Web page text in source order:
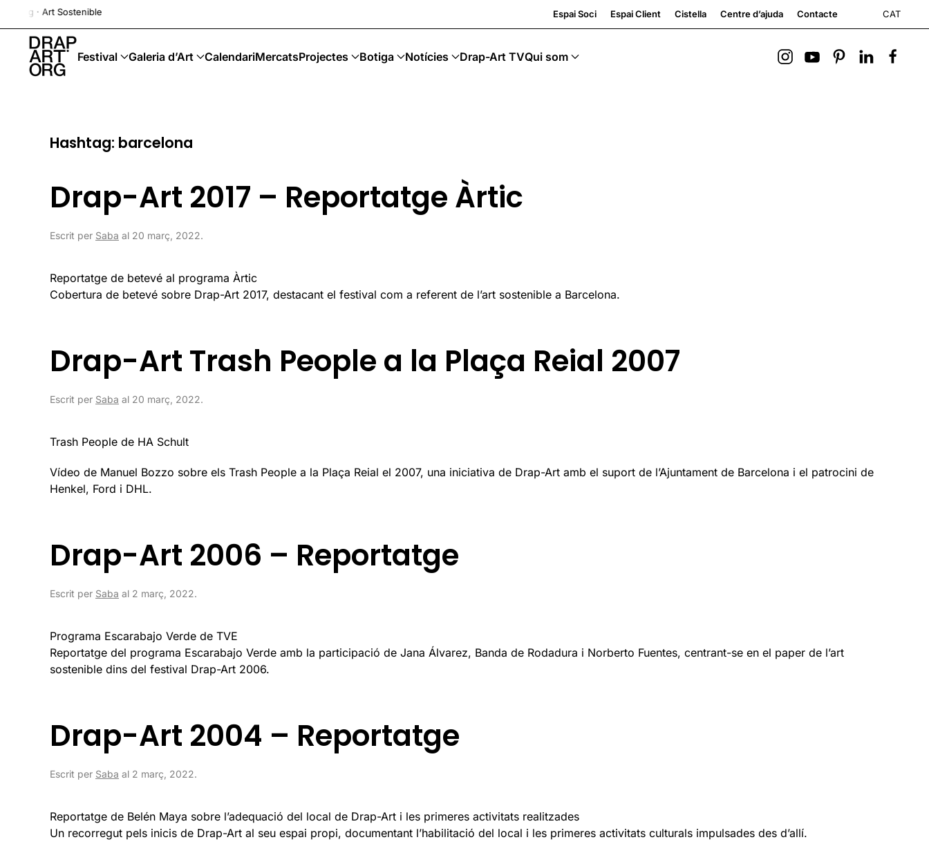
Skip to main content
Sostenible Espai Soci Espai Client Cistella Centre d’ajuda Contacte CAT
Festival Galeria d’Art CalendariMercatsProjectes Botiga Notícies Drap-Art TVQui som
Hashtag: barcelona
Drap-Art 2017 – Reportatge Àrtic
Escrit per Saba al 20 març, 2022.
Reportatge de betevé al programa Àrtic
Cobertura de betevé sobre Drap-Art 2017, destacant el festival com a referent de l’art sostenible a Barcelona.
Drap-Art Trash People a la Plaça Reial 2007
Escrit per Saba al 20 març, 2022.
Trash People de HA Schult
Vídeo de Manuel Bozzo sobre els Trash People a la Plaça Reial el 2007, una iniciativa de Drap-Art amb el suport de l’Ajuntament de Barcelona i el patrocini de
Henkel, Ford i DHL.
Drap-Art 2006 – Reportatge
Escrit per Saba al 2 març, 2022.
Programa Escarabajo Verde de TVE
Reportatge del programa Escarabajo Verde amb la participació de Jana Álvarez, Banda de Rodadura i Norberto Fuentes, centrant-se en el paper de l’art
sostenible dins del festival Drap-Art 2006.
Drap-Art 2004 – Reportatge
Escrit per Saba al 2 març, 2022.
Reportatge de Belén Maya sobre l’adequació del local de Drap-Art i les primeres activitats realitzades
Un recorregut pels inicis de Drap-Art al seu espai propi, documentant l’habilitació del local i les primeres activitats culturals impulsades des d’allí.